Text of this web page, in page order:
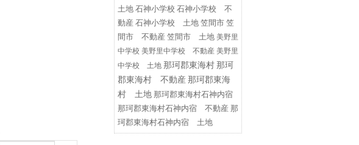
土地 石神小学校 石神小学校 不
動産 石神小学校 土地 笠間市 笠
間市 不動産 笠間市 土地 美野里
中学校 美野里中学校 不動産 美野里
中学校 土地 那珂郡東海村那珂
郡東海村 不動産那珂郡東海
村 土地 那珂郡東海村石神内宿
那珂郡東海村石神内宿 不動産 那
珂郡東海村石神内宿 土地